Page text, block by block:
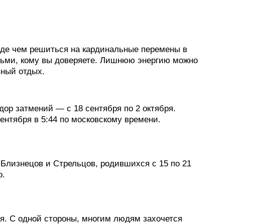
чем решиться на кардинальные перемены в
кому вы доверяете. Лишнюю энергию можно
отдых.
затмений — с 18 сентября по 2 октября.
в 5:44 по московскому времени.
и Стрельцов, родившихся с 15 по 21
С одной стороны, многим людям захочется